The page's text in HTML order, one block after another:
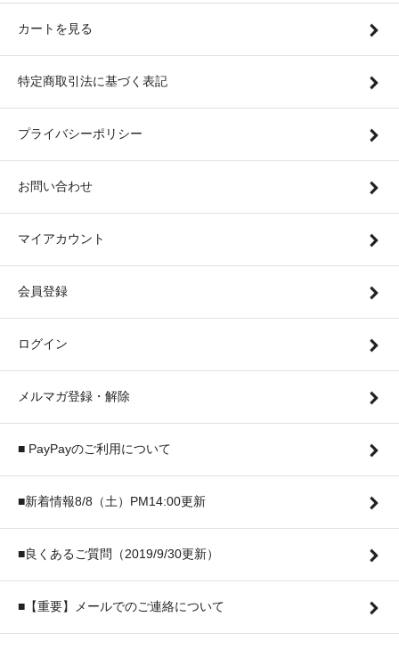
カートを見る
特定商取引法に基づく表記
プライバシーポリシー
お問い合わせ
マイアカウント
会員登録
ログイン
メルマガ登録・解除
■ PayPayのご利用について
■新着情報8/8（土）PM14:00更新
■良くあるご質問（2019/9/30更新）
■【重要】メールでのご連絡について